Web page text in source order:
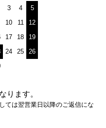
3 4
5
10 11
12
17 18
19
24 25
26
ります。
ては翌営業日以降のご返信にな